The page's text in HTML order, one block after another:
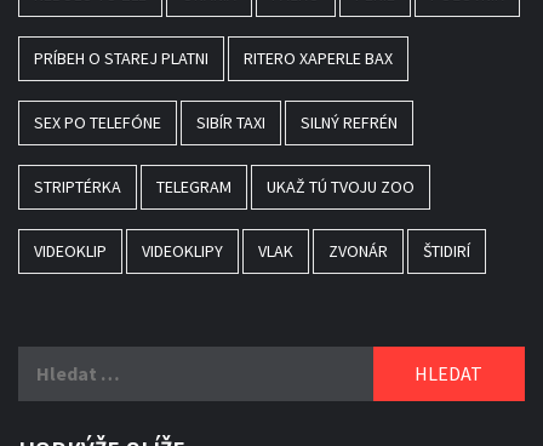
PRÍBEH O STAREJ PLATNI RITERO XAPERLE BAX
SEX PO TELEFÓNE SIBÍR TAXI SILNÝ REFRÉN
STRIPTÉRKA TELEGRAM UKAŽ TÚ TVOJU ZOO
VIDEOKLIP VIDEOKLIPY VLAK ZVONÁR ŠTIDIRÍ